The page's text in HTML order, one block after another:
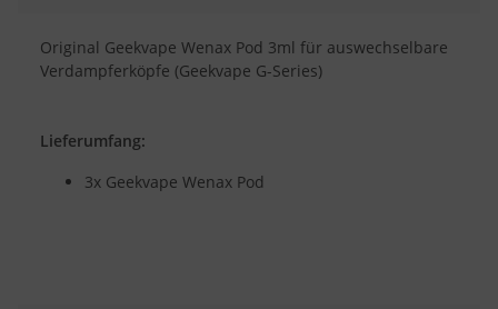
Original Geekvape Wenax Pod 3ml für auswechselbare
Verdampferköpfe (Geekvape G-Series)
Lieferumfang:
3x Geekvape Wenax Pod